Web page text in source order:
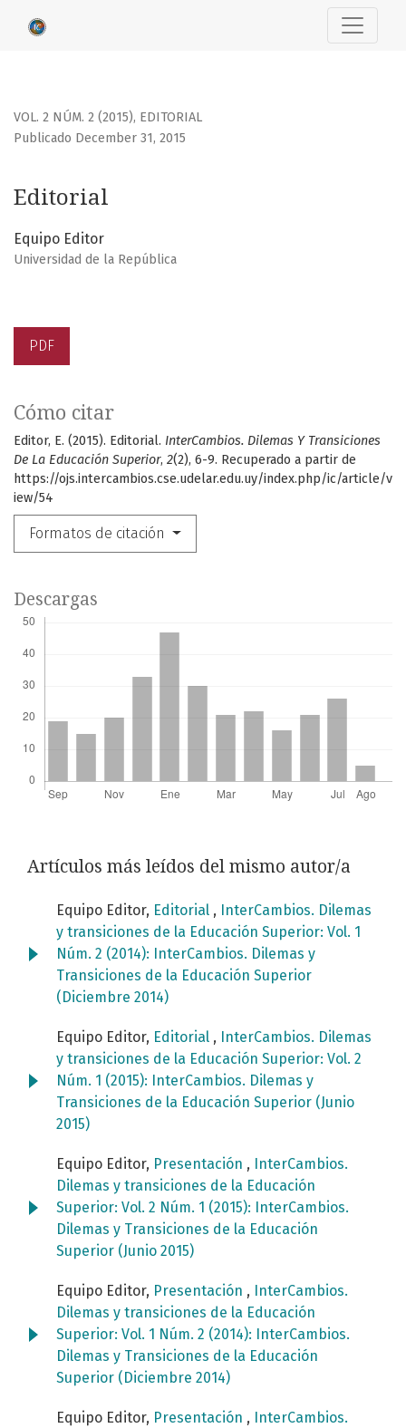
VOL. 2 NÚM. 2 (2015), EDITORIAL
Editorial
Publicado December 31, 2015
Equipo Editor
Universidad de la República
PDF
Cómo citar
Editor, E. (2015). Editorial. InterCambios. Dilemas Y Transiciones
De La Educación Superior, 2(2), 6-9. Recuperado a partir de
https://ojs.intercambios.cse.udelar.edu.uy/index.php/ic/article/v
iew/54
Formatos de citación
Descargas
Artículos más leídos del mismo autor/a
Equipo Editor, Editorial ,
InterCambios. Dilemas
y transiciones de la Educación Superior: Vol. 1
Núm. 2 (2014): InterCambios. Dilemas y
Transiciones de la Educación Superior
(Diciembre 2014)
Equipo Editor, Editorial ,
InterCambios. Dilemas
y transiciones de la Educación Superior: Vol. 2
Núm. 1 (2015): InterCambios. Dilemas y
Transiciones de la Educación Superior (Junio
2015)
Equipo Editor, Presentación ,
InterCambios.
Dilemas y transiciones de la Educación
Superior: Vol. 2 Núm. 1 (2015): InterCambios.
Dilemas y Transiciones de la Educación
Superior (Junio 2015)
Equipo Editor, Presentación ,
InterCambios.
Dilemas y transiciones de la Educación
Superior: Vol. 1 Núm. 2 (2014): InterCambios.
Dilemas y Transiciones de la Educación
Superior (Diciembre 2014)
Equipo Editor, Presentación ,
InterCambios.